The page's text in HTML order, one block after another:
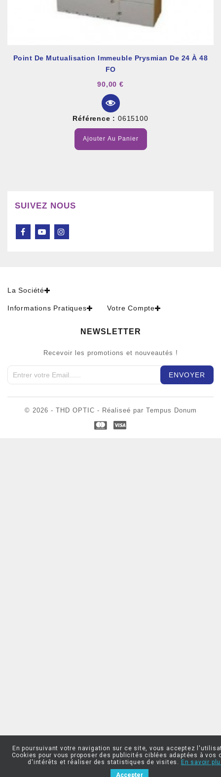
Point De Mutualisation Immeuble Prysmian De 24 À 48
FO
90,00 €
Référence : 0615100
Ajouter Au Panier
SUIVEZ NOUS
La Société
Informations Pratiques Votre Compte
NEWSLETTER
Recevoir les promotions et nouveautés !
© 2026 - THD OPTIC - Réaliseé par Tempus Donum
En poursuivant votre navigation sur ce site, vous acceptez
Cookies pour vous proposer des publicités ciblées adaptées à vos
d'intérêts et réaliser des statistiques de visites. En savoir
Accepter